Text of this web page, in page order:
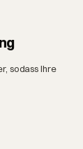
sodass Ihre